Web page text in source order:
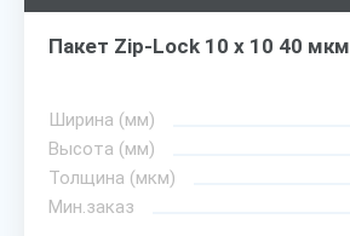
Пакет Zip-Lock 10 х 10 40 мкм
Ширина (мм)
Высота (мм)
Толщина (мкм)
Мин.заказ